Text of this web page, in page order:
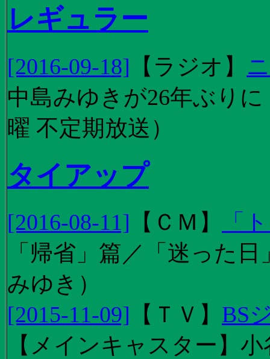
レギュラー
[2016-09-18] 【 ラジオ 】
中島みゆきが26年ぶり
曜 不定期放送）
タイアップ
[2016-08-11] 【 ＣＭ 】
「
「帰省」篇／「迷った
みゆき）
[2015-11-09] 【 ＴＶ 】 BS
【メインキャスター】